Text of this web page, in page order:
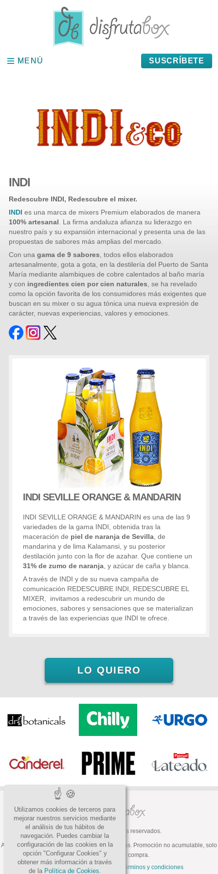
MENÚ
MENÚ SUSCRÍBETE
INDI
Redescubre INDI, Redescubre el mixer.
INDI es una marca de mixers Premium elaborados de manera
100% artesanal. La firma andaluza afianza su liderazgo en
nuestro país y su expansión internacional y presenta una de las
propuestas de sabores más amplias del mercado.
Con una gama de 9 sabores, todos ellos elaborados
artesanalmente, gota a gota, en la destilería del Puerto de Santa
María mediante alambiques de cobre calentados al baño maría
y con ingredientes cien por cien naturales, se ha revelado
como la opción favorita de los consumidores más exigentes que
buscan en su mixer o su agua tónica una nueva expresión de
carácter, nuevas experiencias, valores y emociones.
INDI SEVILLE ORANGE & MANDARIN
INDI SEVILLE ORANGE & MANDARIN es una de las 9
variedades de la gama INDI, obtenida tras la
maceración de piel de naranja de Sevilla , de
mandarina y de lima Kalamansi, y su posterior
destilación junto con la flor de azahar. Que contiene un
31% de zumo de naranja , y azúcar de caña y blanca.
A través de INDI y de su nueva campaña de
comunicación REDESCUBRE INDI, REDESCUBRE EL
MIXER, invitamos a redescubrir un mundo de
emociones, sabores y sensaciones que se materializan
a través de las experiencias que INDI te ofrece.
LO QUIERO
© 2026 Todos los derechos reservados.
ATENCIÓN: Oferta válida hasta fin de existencias. Promoción no acumulable, solo
válida para la primera compra.
Preguntas frecuentes Términos y condiciones
Utilizamos cookies de terceros para
mejorar nuestros servicios mediante
el análisis de tus hábitos de
navegación. Puedes cambiar la
configuración de las cookies en la
opción "Configurar Cookies" y
obtener más información a través
de la Política de Cookies.